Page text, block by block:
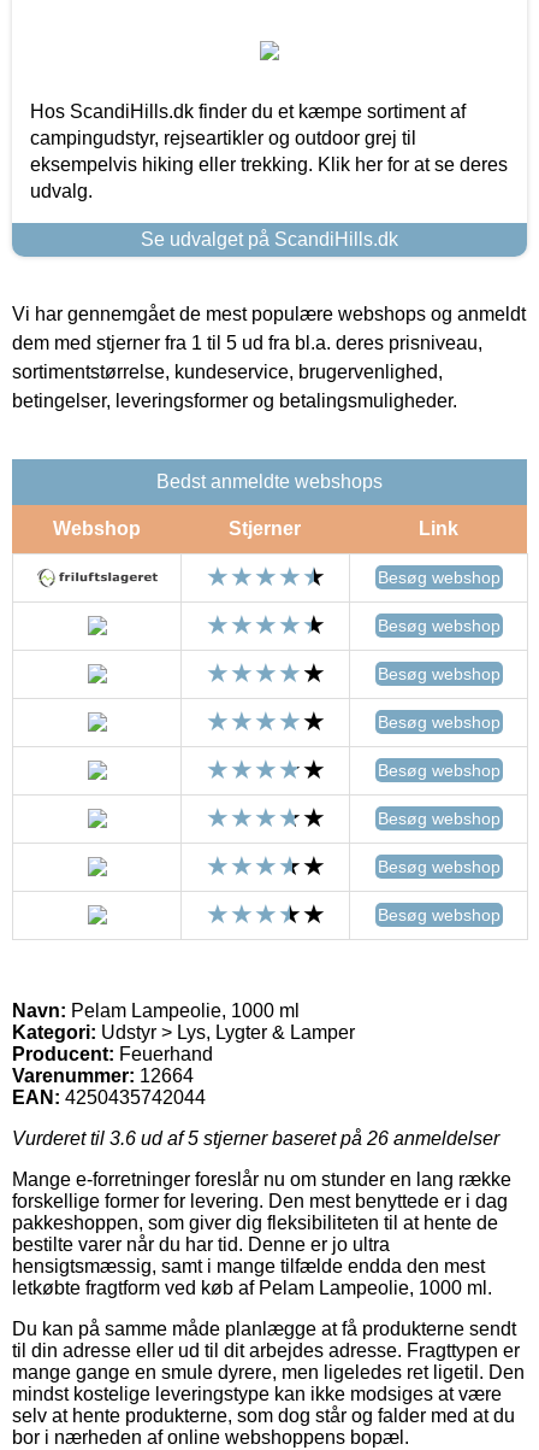
Hos ScandiHills.dk finder du et kæmpe sortiment af
campingudstyr, rejseartikler og outdoor grej til
eksempelvis hiking eller trekking. Klik her for at se deres
udvalg.
Se udvalget på ScandiHills.dk
Vi har gennemgået de mest populære webshops og anmeldt
dem med stjerner fra 1 til 5 ud fra bl.a. deres prisniveau,
sortimentstørrelse, kundeservice, brugervenlighed,
betingelser, leveringsformer og betalingsmuligheder.
Bedst anmeldte webshops
Webshop Stjerner Link
Besøg webshop
Besøg webshop
Besøg webshop
Besøg webshop
Besøg webshop
Besøg webshop
Besøg webshop
Besøg webshop
Navn: Pelam Lampeolie, 1000 ml
Kategori: Udstyr > Lys, Lygter & Lamper
Producent: Feuerhand
Varenummer: 12664
EAN: 4250435742044
Vurderet til 3.6 ud af 5 stjerner baseret på 26 anmeldelser
Mange e-forretninger foreslår nu om stunder en lang række
forskellige former for levering. Den mest benyttede er i dag
pakkeshoppen, som giver dig fleksibiliteten til at hente de
bestilte varer når du har tid. Denne er jo ultra
hensigtsmæssig, samt i mange tilfælde endda den mest
letkøbte fragtform ved køb af Pelam Lampeolie, 1000 ml.
Du kan på samme måde planlægge at få produkterne sendt
til din adresse eller ud til dit arbejdes adresse. Fragttypen er
mange gange en smule dyrere, men ligeledes ret ligetil. Den
mindst kostelige leveringstype kan ikke modsiges at være
selv at hente produkterne, som dog står og falder med at du
bor i nærheden af online webshoppens bopæl.